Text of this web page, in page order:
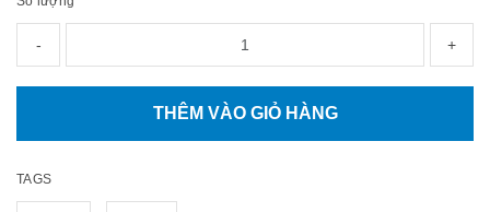
- +
THÊM VÀO GIỎ HÀNG
TAGS